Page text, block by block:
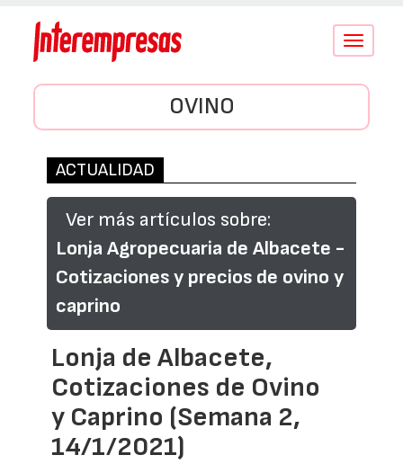
Conmutar
OVINO
ACTUALIDAD
Ver más artículos sobre:
Lonja Agropecuaria de Albacete -
Cotizaciones y precios de ovino y
caprino
Lonja de Albacete,
Cotizaciones de Ovino
y Caprino (Semana 2,
14/1/2021)